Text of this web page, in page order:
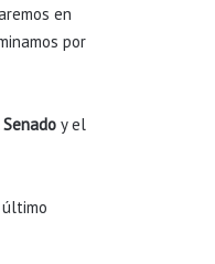
en
por
y el